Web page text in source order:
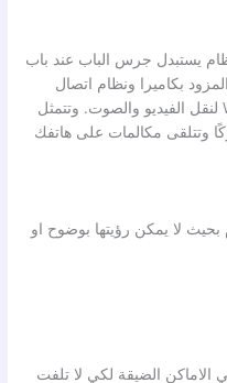
يستبدل جرس الباب عند باب
بكاميرا ونظام اتصال
داخلي إما تردد الراديو أو إشارات Wi-Fi لنقل الفيديو والصوت. وتتمثل
وتتلقى مكالمات على هاتفك
لا يمكن رؤيتها بوضوح او
الضيقة لكي لا تلفت